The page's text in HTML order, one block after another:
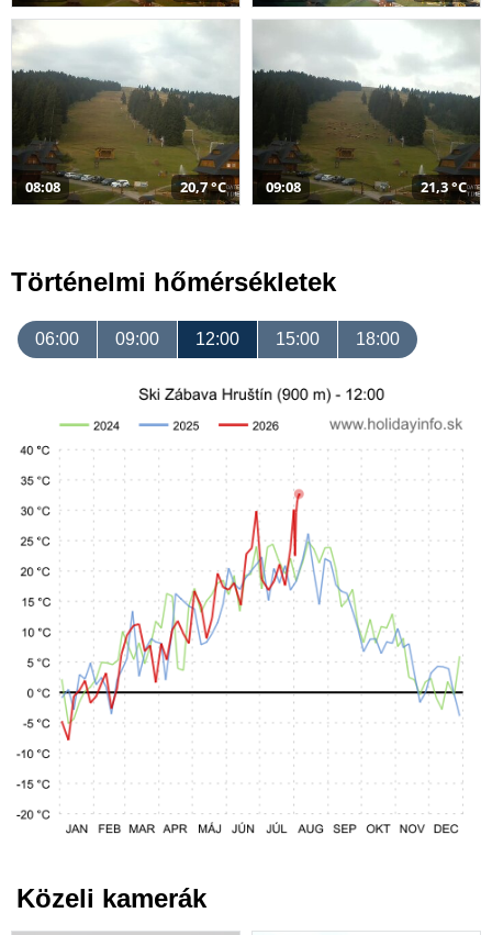
08:08 20,7 °C 09:08 21,3 °C
Történelmi hőmérsékletek
06:00 09:00 12:00 15:00 18:00
Közeli kamerák